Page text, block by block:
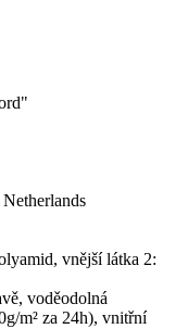
vnější látka 2:
voděodolná
m² za 24h), vnitřní